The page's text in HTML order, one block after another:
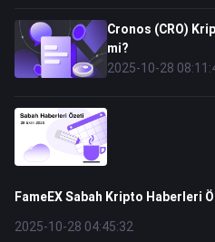
Cronos (CRO)
mi?
2025-10-28
FameEX Sabah Kripto Haberleri
2025-10-28 04:45:32